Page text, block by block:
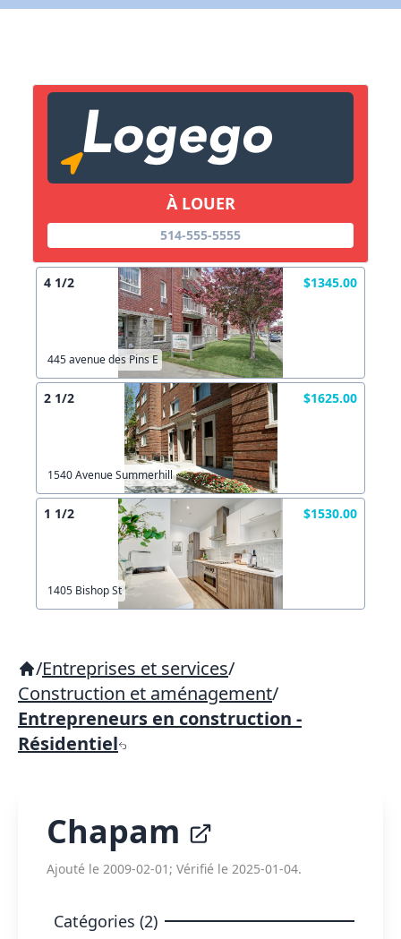
À LOUER
514-555-5555
4 1/2 $1345.00
445 avenue des Pins E
2 1/2 $1625.00
1540 Avenue Summerhill
1 1/2 $1530.00
1405 Bishop St
/Entreprises et services/
Construction et aménagement/
Entrepreneurs en construction -
Résidentiel
Chapam
Ajouté le 2009-02-01; Vérifié le 2025-01-04.
Catégories (2)
Lien vers inscription (sera inclus dans courriel)
Copier lien
X Fermer Envoyez
X Fermer